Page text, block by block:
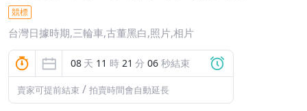
競標
台灣日據時期,三輪車,古董黑白,照片,相片
08 天 11 時 21 分 06 秒結束
賣家可提前結束 / 拍賣時間會自動延長